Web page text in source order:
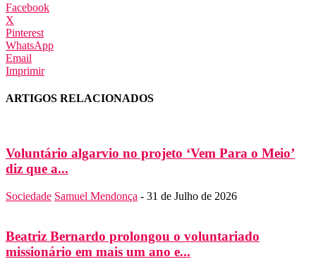
Facebook
X
Pinterest
WhatsApp
Email
Imprimir
ARTIGOS RELACIONADOS
Voluntário algarvio no projeto ‘Vem Para o Meio’
diz que a...
Sociedade Samuel Mendonça - 31 de Julho de 2026
Beatriz Bernardo prolongou o voluntariado
missionário em mais um ano e...